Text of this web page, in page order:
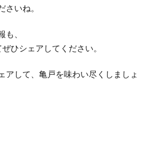
いね。
、
ひシェアしてください。
アして、亀戸を味わい尽くしましょ